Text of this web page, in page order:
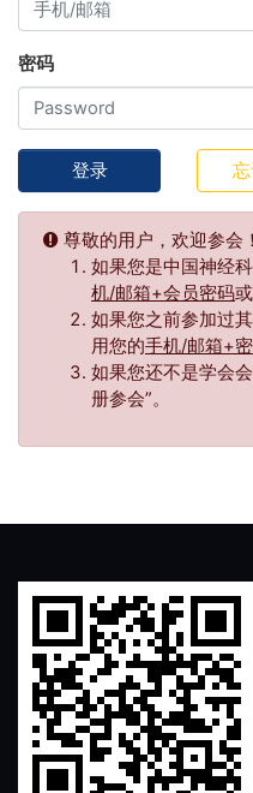
密码
登录
尊敬的用户，欢迎参会！
如果您是中国神经
机/邮箱+会员密码或
如果您之前参加过
用您的手机/邮箱+
如果您还不是学会
册参会”。